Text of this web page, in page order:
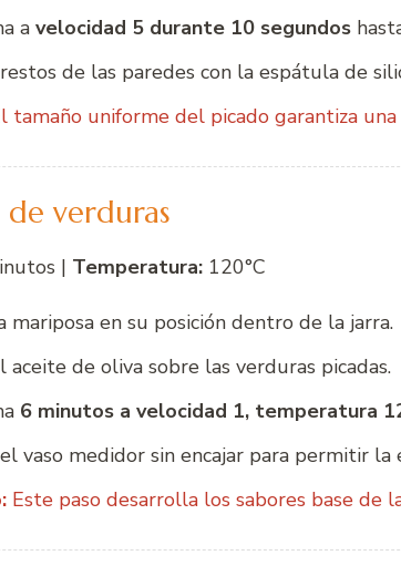
a velocidad 5 durante 10 segundos
de las paredes con la espátula de
tamaño uniforme del picado garantiza una
de verduras
| Temperatura: 120°C
mariposa en su posición dentro de la jarra.
aceite de oliva sobre las verduras picadas.
6 minutos a velocidad 1, temperatura
vaso medidor sin encajar para permitir la
Este paso desarrolla los sabores base de